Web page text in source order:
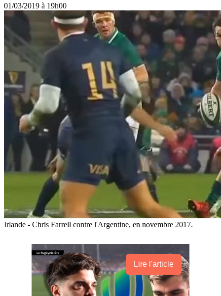
01/03/2019 à 19h00
Irlande - Chris Farrell contre l'Argentine, en novembre 2017.
Lire l'article